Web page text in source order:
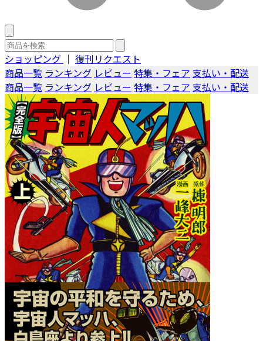
ショッピング ｜ 復刊リクエスト
商品一覧 ランキング レビュー 特集・フェア 支払い・配送
商品一覧 ランキング レビュー 特集・フェア 支払い・配送